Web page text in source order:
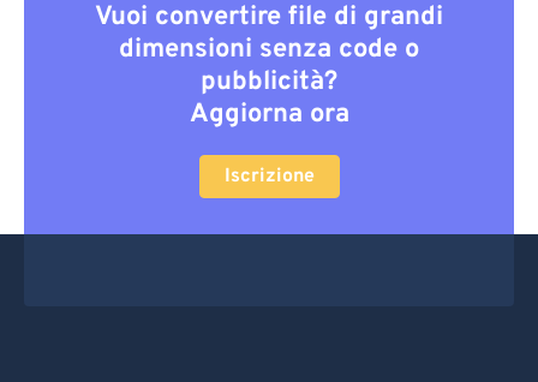
Vuoi convertire file di grandi
dimensioni senza code o
pubblicità?
Aggiorna ora
Iscrizione